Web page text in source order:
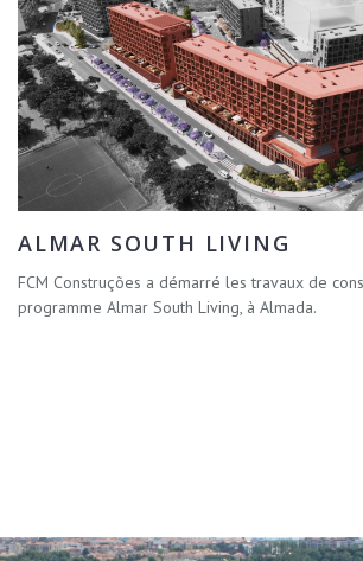
ALMAR SOUTH LIVING
FCM Construções a démarré les travaux de
programme Almar South Living, à Almada.